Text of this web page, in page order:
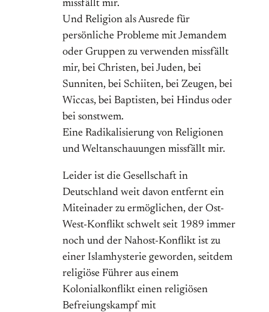
missfällt mir.
Und Religion als Ausrede für
persönliche Probleme mit Jemandem
oder Gruppen zu verwenden missfällt
mir, bei Christen, bei Juden, bei
Sunniten, bei Schiiten, bei Zeugen, bei
Wiccas, bei Baptisten, bei Hindus oder
bei sonstwem.
Eine Radikalisierung von Religionen
und Weltanschauungen missfällt mir.
Leider ist die Gesellschaft in
Deutschland weit davon entfernt ein
Miteinader zu ermöglichen, der Ost-
West-Konflikt schwelt seit 1989 immer
noch und der Nahost-Konflikt ist zu
einer Islamhysterie geworden, seitdem
religiöse Führer aus einem
Kolonialkonflikt einen religiösen
Befreiungskampf mit